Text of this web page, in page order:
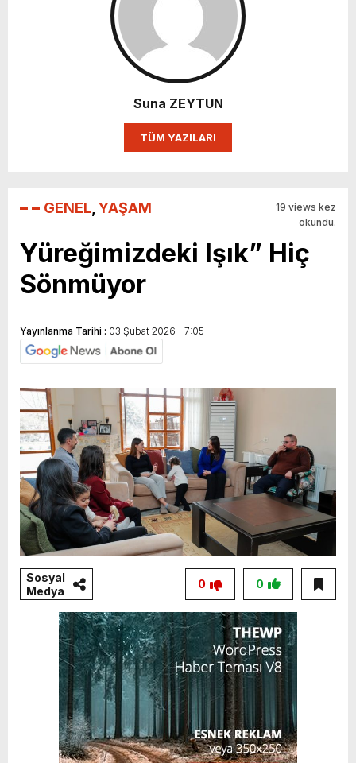
Suna ZEYTUN
TÜM YAZILARI
GENEL YAŞAM
19 views kez
okundu.
Yüreğimizdeki Işık” Hiç
Sönmüyor
Yayınlanma Tarihi : 03 Şubat 2026 - 7:05
Sosyal
Medya
0
0